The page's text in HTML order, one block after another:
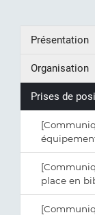
Présentation
Organisation
Prises de
place en